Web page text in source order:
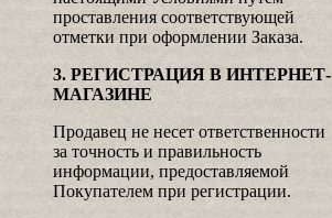
проставления соответствующей
отметки при оформлении Заказа.
3. РЕГИСТРАЦИЯ В ИНТЕРНЕТ-
МАГАЗИНЕ
Продавец не несет ответственности
за точность и правильность
информации, предоставляемой
Покупателем при регистрации.